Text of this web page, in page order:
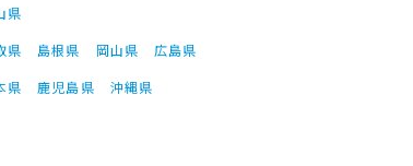
県
県 島根県 岡山県
広島県
県 鹿児島県 沖縄県